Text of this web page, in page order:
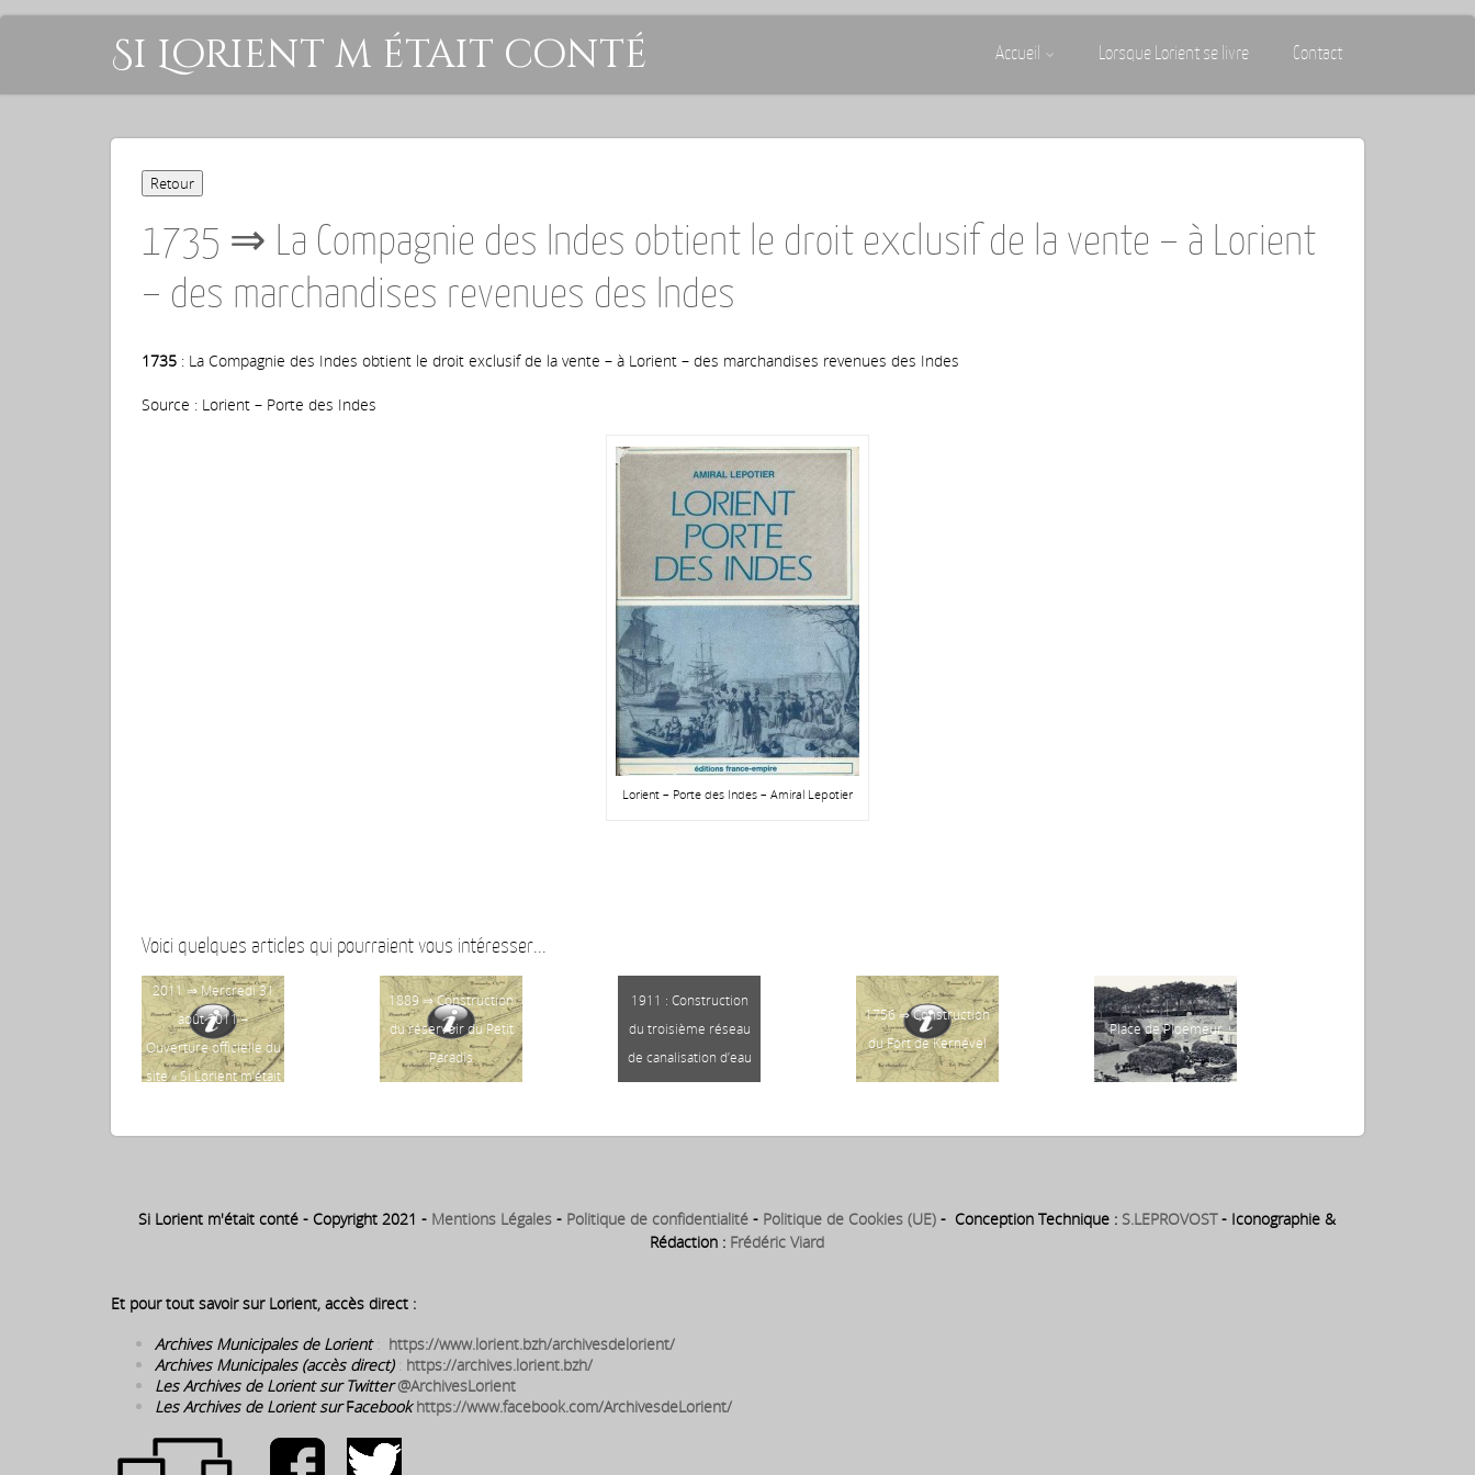
Si Lorient m était conté Accueil Lorsque Lorient se livre Contact
1735 ⇒ La Compagnie des Indes obtient le droit exclusif de la vente – à Lorient
– des marchandises revenues des Indes
1735 : La Compagnie des Indes obtient le droit exclusif de la vente – à Lorient – des marchandises revenues des Indes
Source : Lorient – Porte des Indes
Lorient – Porte des Indes – Amiral Lepotier
Voici quelques articles qui pourraient vous intéresser...
2011 ⇒ Mercredi 31
août 2011 –
Ouverture officielle du
site « Si Lorient m’était
1889 ⇒ Construction
du réservoir du Petit
Paradis
1911 : Construction
du troisième réseau
de canalisation d’eau
1756 ⇒ Construction
du Fort de Kernével
Place de Ploemeur
municipal pendant 25
Si Lorient m'était conté - Copyright 2021 - Mentions Légales - Politique de confidentialité - Politique de Cookies (UE) - Conception Technique :S.LEPROVOST- Iconographie &
Rédaction : Frédéric Viard
Et pour tout savoir sur Lorient, accès direct :
Archives Municipales de Lorient
https://www.lorient.bzh/archivesdelorient/
Archives Municipales (accès direct): https://archives.lorient.bzh/
Les Archives de Lorient sur Twitter @ArchivesLorient
Les Archives de Lorient sur Facebook https://www.facebook.com/ArchivesdeLorient/